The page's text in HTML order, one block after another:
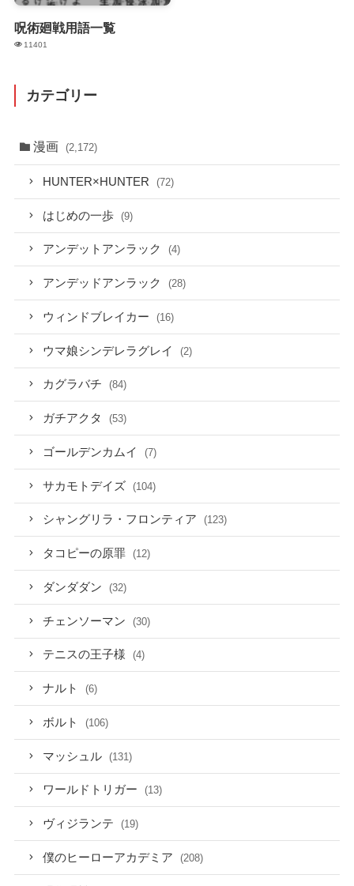
呪術廻戦用語一覧
11401
カテゴリー
漫画 (2,172)
HUNTER×HUNTER (72)
はじめの一歩 (9)
アンデットアンラック (4)
アンデッドアンラック (28)
ウィンドブレイカー (16)
ウマ娘シンデレラグレイ (2)
カグラバチ (84)
ガチアクタ (53)
ゴールデンカムイ (7)
サカモトデイズ (104)
シャングリラ・フロンティア (123)
タコピーの原罪 (12)
ダンダダン (32)
チェンソーマン (30)
テニスの王子様 (4)
ナルト (6)
ボルト (106)
マッシュル (131)
ワールドトリガー (13)
ヴィジランテ (19)
僕のヒーローアカデミア (208)